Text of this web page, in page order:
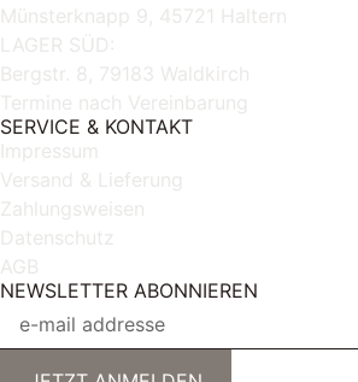
Münsterknapp 9, 45721 Haltern
LAGER SÜD:
Bergstr. 8, 79183 Waldkirch
Termine nach Vereinbarung
SERVICE & KONTAKT
Impressum
Versand & Lieferung
Zahlungsweisen
Datenschutz
AGB
NEWSLETTER ABONNIEREN